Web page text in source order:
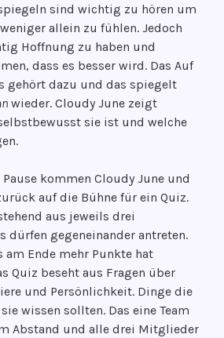
sind wichtig zu hören um
allein zu fühlen. Jedoch
Hoffnung zu haben und
dass es besser wird. Das Auf
gehört dazu und das spiegelt
wieder. Cloudy June zeigt
sie ist und welche
kommen Cloudy June und
auf die Bühne für ein Quiz.
aus jeweils drei
dürfen gegeneinander antreten.
am Ende mehr Punkte hat
Quiz beseht aus Fragen über
und Persönlichkeit. Dinge die
wissen sollten. Das eine Team
Abstand und alle drei Mitglieder